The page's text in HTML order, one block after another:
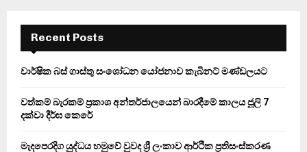
f
r
E
A
Recent Posts
වාර්ෂික බස් ගාස්තු සංශෝධන යෝජනාව කැබිනට් මණ්ඩලයට
වත්කම් බැරකම් ප්‍රකාශ අන්තර්ජාලයෙන් බාරදීමේ කාලය ජූලි 7
දක්වා දීර්ඝ කෙරේ
මැදපෙරදිග යුද්ධය හමුවේ වුවද ශ්‍රී ලංකාව ආර්ථික ප්‍රතිසංස්කරණ